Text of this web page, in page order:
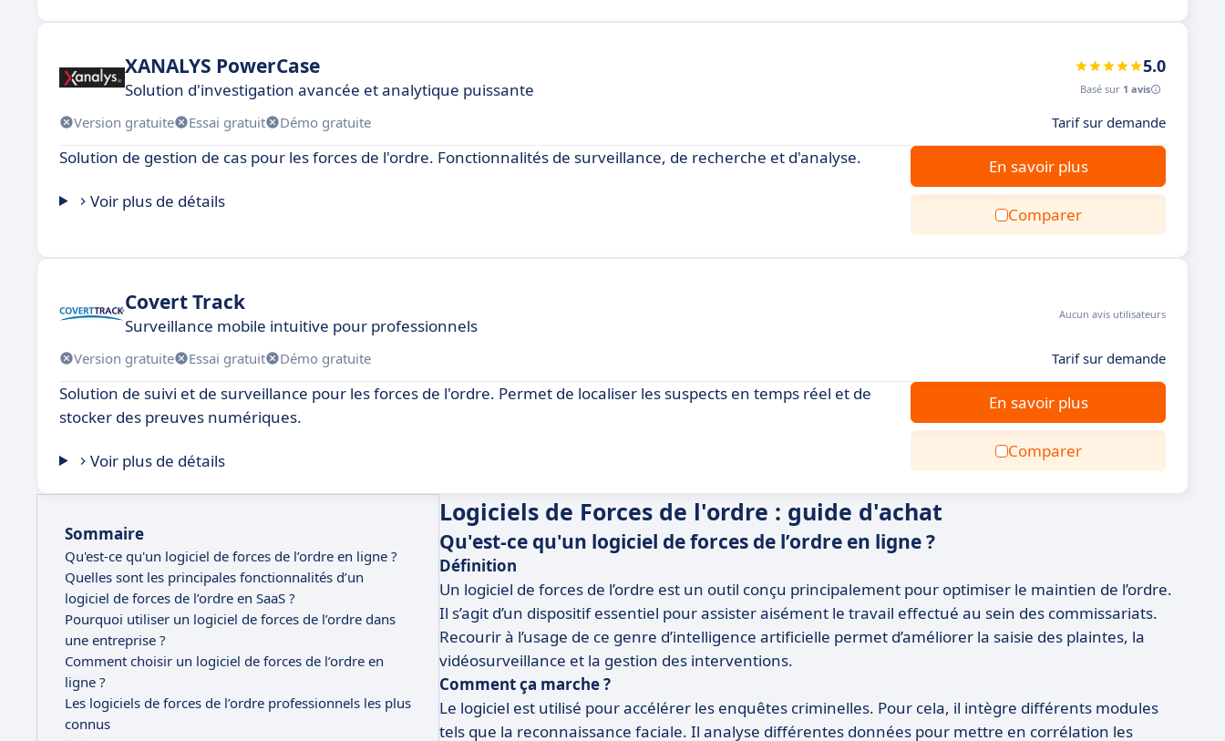
XANALYS PowerCase
Solution d'investigation avancée et analytique puissante
5.0
Basé sur 1 avis
Version gratuite Essai gratuit Démo gratuite Tarif sur demande
Solution de gestion de cas pour les forces de l'ordre. Fonctionnalités de surveillance, de recherche et d'analyse.
Voir plus de détails
En savoir plus
Comparer
Covert Track
Surveillance mobile intuitive pour professionnels
Aucun avis utilisateurs
Version gratuite Essai gratuit Démo gratuite Tarif sur demande
Solution de suivi et de surveillance pour les forces de l'ordre. Permet de localiser les suspects en temps réel et de
stocker des preuves numériques.
Voir plus de détails
En savoir plus
Comparer
Sommaire
Qu'est-ce qu'un logiciel de forces de l’ordre en ligne ?
Quelles sont les principales fonctionnalités d’un
logiciel de forces de l’ordre en SaaS ?
Pourquoi utiliser un logiciel de forces de l’ordre dans
une entreprise ?
Comment choisir un logiciel de forces de l’ordre en
ligne ?
Les logiciels de forces de l’ordre professionnels les plus
connus
Logiciels de Forces de l'ordre : guide d'achat
Qu'est-ce qu'un logiciel de forces de l’ordre en ligne ?
Définition
Un logiciel de forces de l’ordre est un outil conçu principalement pour optimiser le maintien de l’ordre.
Il s’agit d’un dispositif essentiel pour assister aisément le travail effectué au sein des commissariats.
Recourir à l’usage de ce genre d’intelligence artificielle permet d’améliorer la saisie des plaintes, la
vidéosurveillance et la gestion des interventions.
Comment ça marche ?
Le logiciel est utilisé pour accélérer les enquêtes criminelles. Pour cela, il intègre différents modules
tels que la reconnaissance faciale. Il analyse différentes données pour mettre en corrélation les